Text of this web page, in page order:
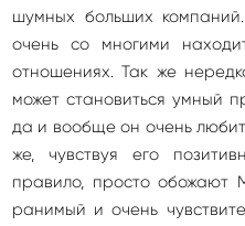
шумных больших
очень со многими
отношениях. Так же
может становиться умный
да и вообще он очень
же, чувствуя его
правило, просто обожают
ранимый и очень